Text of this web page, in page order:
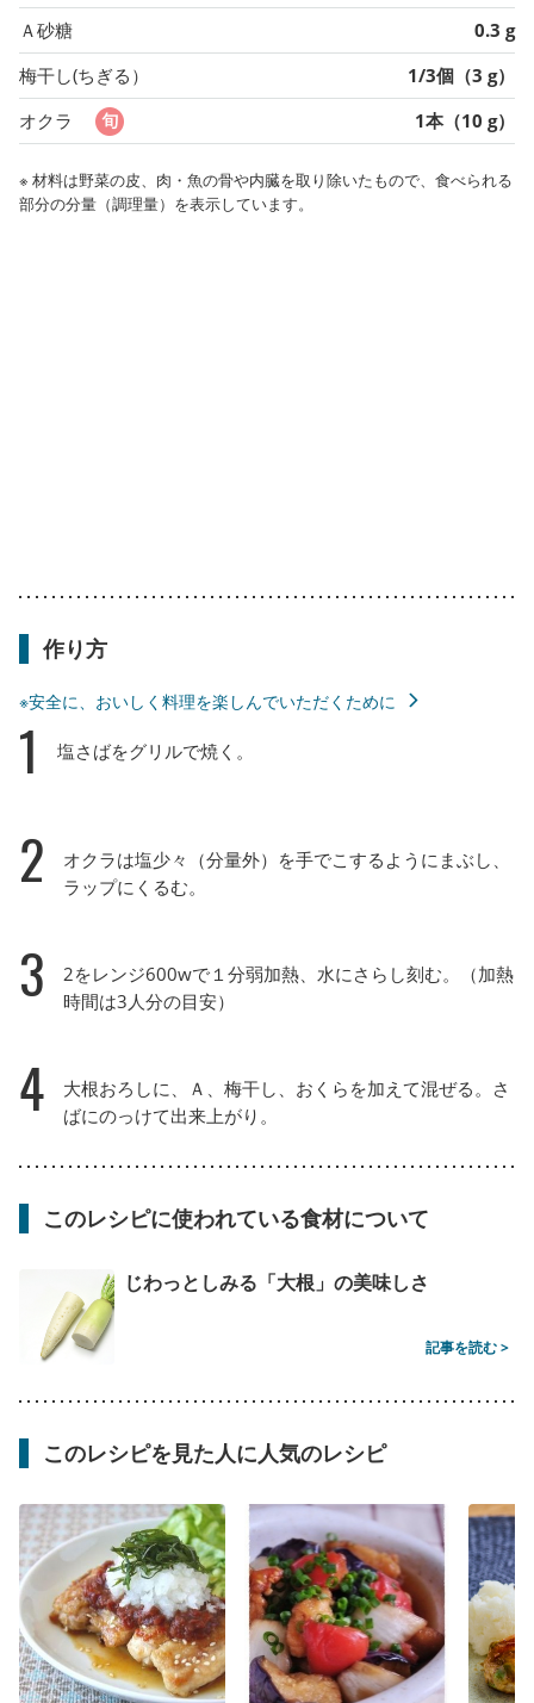
Ａ砂糖
0.3 g
梅干し(ちぎる）
1/3個（3 g）
オクラ
1本（10 g）
※ 材料は野菜の皮、肉・魚の骨や内臓を取り除いたもので、食べられる
部分の分量（調理量）を表示しています。
作り方
※安全に、おいしく料理を楽しんでいただくために
1 塩さばをグリルで焼く。
2
オクラは塩少々（分量外）を手でこするようにまぶし、
ラップにくるむ。
3
2をレンジ600wで１分弱加熱、水にさらし刻む。（加熱
時間は3人分の目安）
4
大根おろしに、Ａ、梅干し、おくらを加えて混ぜる。さ
ばにのっけて出来上がり。
このレシピに使われている食材について
じわっとしみる「大根」の美味しさ
記事を読む >
このレシピを見た人に人気のレシピ